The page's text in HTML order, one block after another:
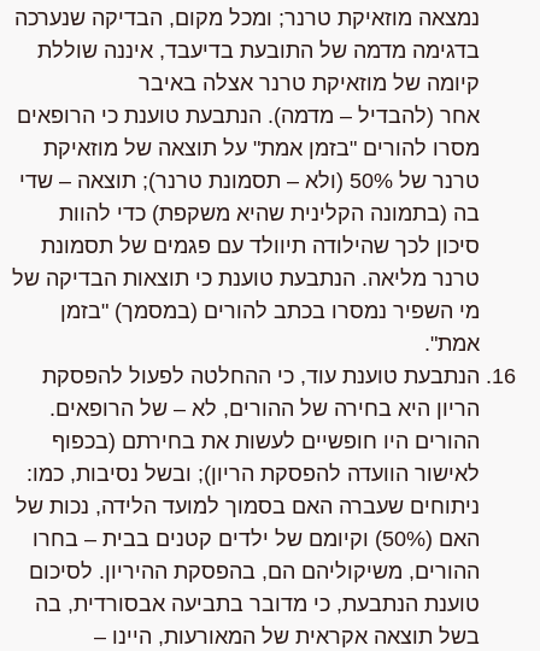
נמצאה מוזאיקת טרנר; ומכל מקום, הבדיקה שנערכה
בדגימה מדמהשל התובעת בדיעבד, איננה שוללת
קיומה של מוזאיקת טרנר אצלה באיבר
אחר(להבדיל – מדמה). הנתבעת טוענת כי הרופאים
מסרו להורים "בזמן אמת" על תוצאה של מוזאיקת
טרנר של 50% (ולא – תסמונת טרנר); תוצאה – שדי
בה (בתמונה הקלינית שהיא משקפת) כדי להוות
סיכון לכך שהילודה תיוולד עם פגמים של תסמונת
טרנר מליאה.הנתבעת טוענת כי תוצאות הבדיקה של
מי השפיר נמסרו בכתב להורים (במסמך) "בזמן
אמת".
הנתבעת טוענת עוד, כי ההחלטה לפעול להפסקת
הריון היא בחירה של ההורים, לא – של הרופאים.
ההורים היו חופשיים לעשות את בחירתם (בכפוף
לאישור הוועדה להפסקת הריון); ובשל נסיבות, כמו:
ניתוחים שעברה האם בסמוך למועד הלידה, נכות של
האם (50%) וקיומם של ילדים קטנים בבית – בחרו
ההורים, משיקוליהם הם, בהפסקת ההיריון. לסיכום
טוענת הנתבעת, כי מדובר בתביעה אבסורדית, בה
בשל תוצאה אקראית של המאורעות, היינו –